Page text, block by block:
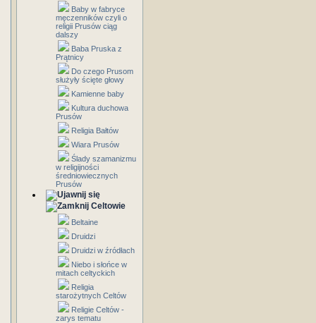
Baby w fabryce
męczenników czyli o
religii Prusów ciąg
dalszy
Baba Pruska z
Prątnicy
Do czego Prusom
służyły ścięte głowy
Kamienne baby
Kultura duchowa
Prusów
Religia Bałtów
Wiara Prusów
Ślady szamanizmu
w religijności
średniowiecznych
Prusów
Celtowie
Beltaine
Druidzi
Druidzi w źródłach
Niebo i słońce w
mitach celtyckich
Religia
starożytnych Celtów
Religie Celtów -
zarys tematu